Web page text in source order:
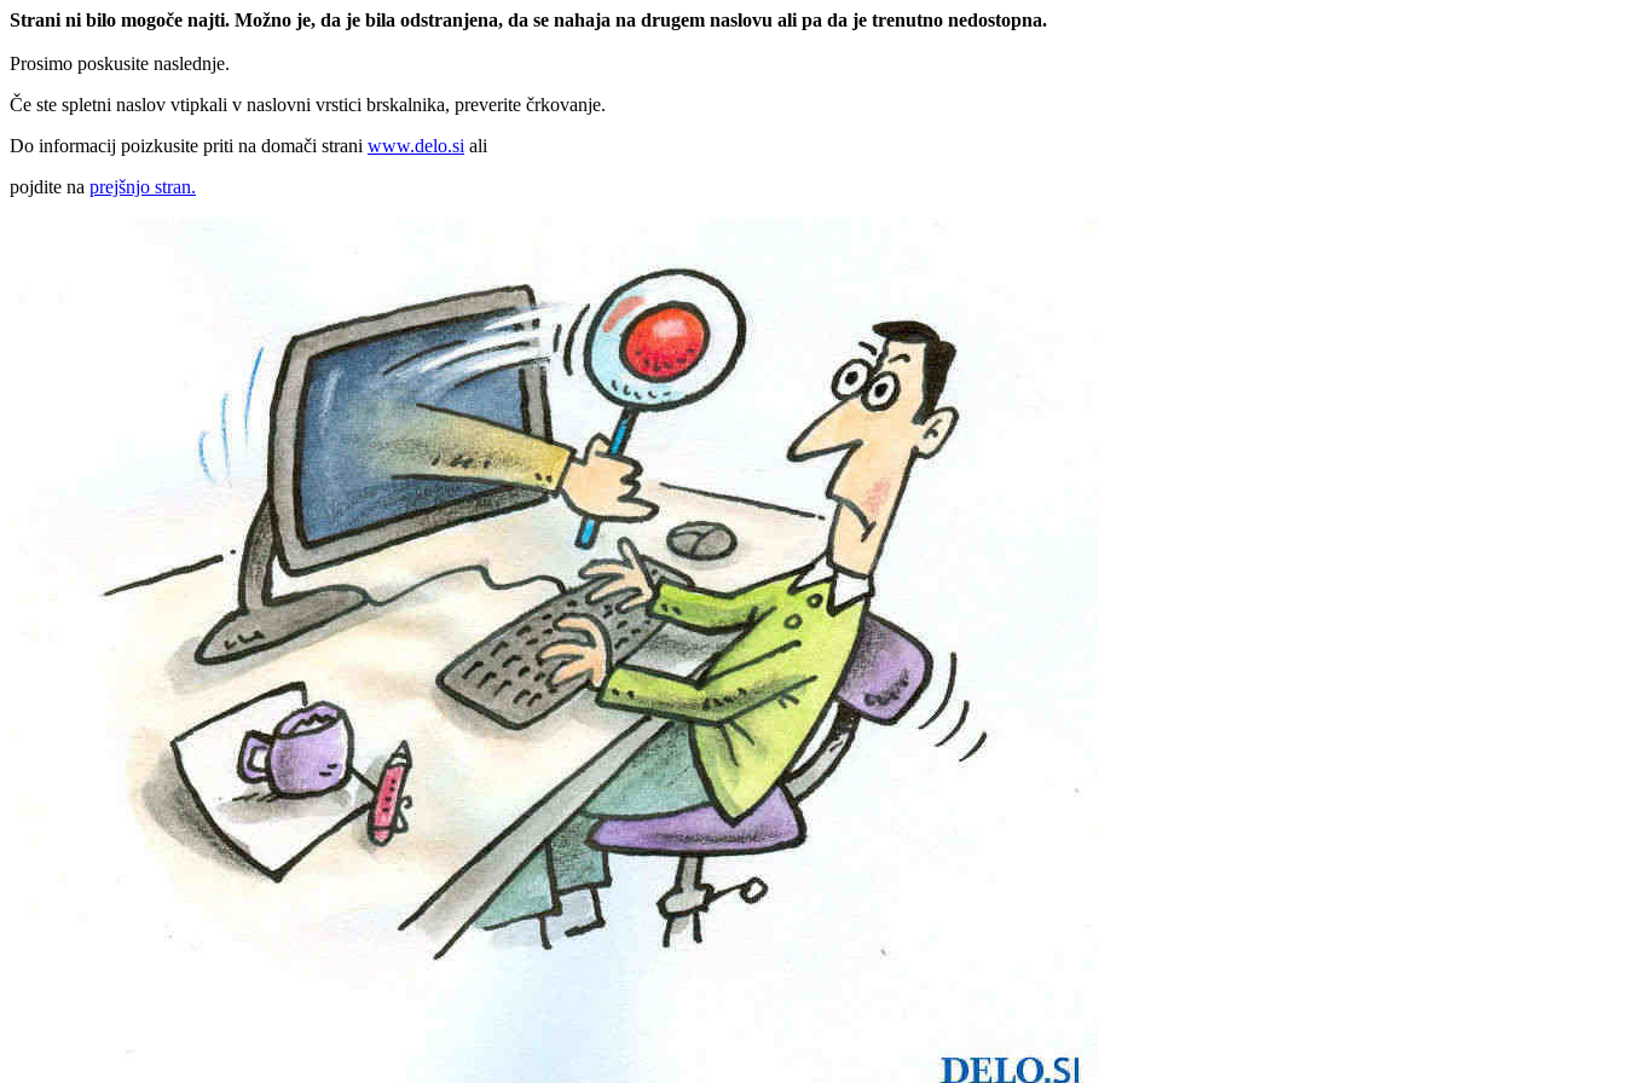
Strani ni bilo mogoče najti. Možno je, da je bila odstranjena, da se nahaja na drugem naslovu ali pa da je trenutno nedostopna.
Prosimo poskusite naslednje.
Če ste spletni naslov vtipkali v naslovni vrstici brskalnika, preverite črkovanje.
Do informacij poizkusite priti na domači strani www.delo.si ali
pojdite na prejšnjo stran.